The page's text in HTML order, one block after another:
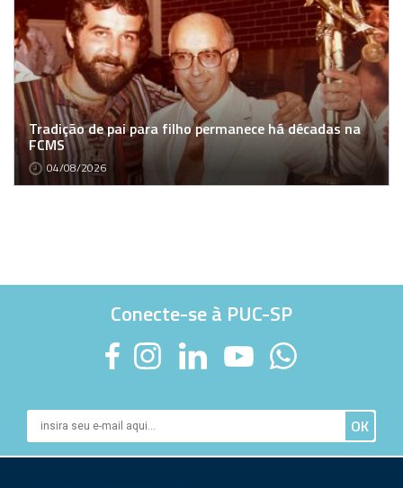
Tradição de pai para filho permanece há décadas na
FCMS
04/08/2026
Conecte-se à PUC-SP